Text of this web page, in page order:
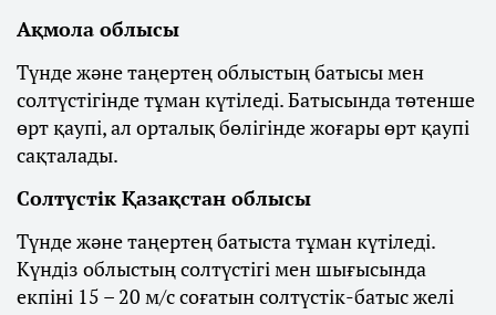
Ақмола облысы
Түнде және таңертең облыстың батысы мен
солтүстігінде тұман күтіледі. Батысында төтенше
өрт қаупі, ал орталық бөлігінде жоғары өрт қаупі
сақталады.
Солтүстік Қазақстан облысы
Түнде және таңертең батыста тұман күтіледі.
Күндіз облыстың солтүстігі мен шығысында
екпіні 15 – 20 м/с соғатын солтүстік-батыс желі